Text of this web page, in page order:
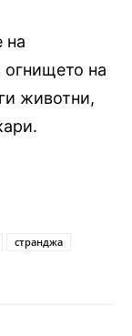
на
огнището на
животни,
странджа